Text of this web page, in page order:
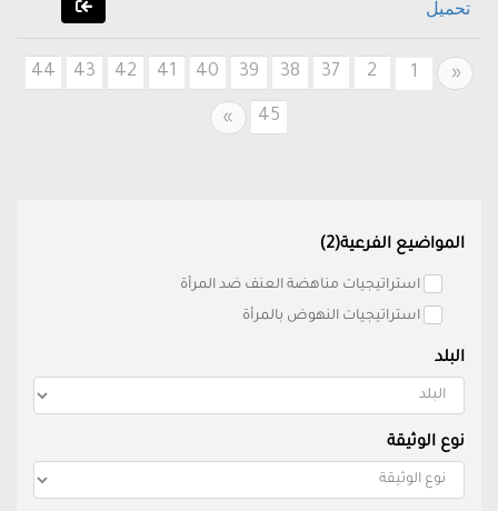
تحميل
«
Previous
1
2
37
38
39
40
41
42
43
44
45
»
Next
المواضيع الفرعية(2)
استراتيجيات مناهضة العنف ضد المرأة
استراتيجيات النهوض بالمرأة
البلد
نوع الوثيقة